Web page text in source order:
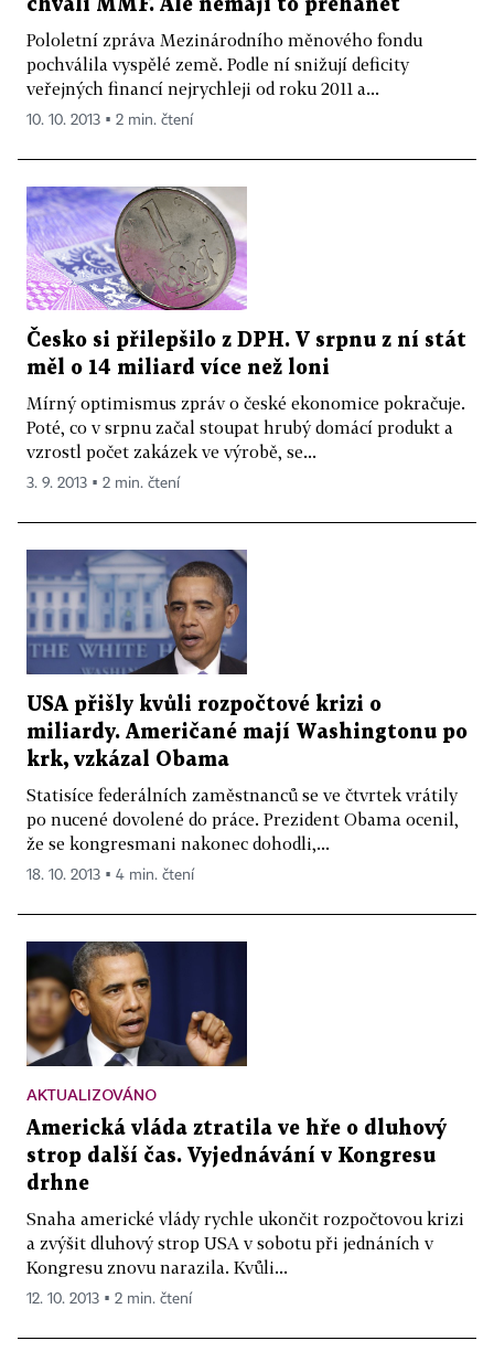
chválí MMF. Ale nemají to přehánět
Pololetní zpráva Mezinárodního měnového fondu
pochválila vyspělé země. Podle ní snižují deficity
veřejných financí nejrychleji od roku 2011 a...
10. 10. 2013 ▪ 2 min. čtení
Česko si přilepšilo z DPH. V srpnu z ní stát
měl o 14 miliard více než loni
Mírný optimismus zpráv o české ekonomice pokračuje.
Poté, co v srpnu začal stoupat hrubý domácí produkt a
vzrostl počet zakázek ve výrobě, se...
3. 9. 2013 ▪ 2 min. čtení
USA přišly kvůli rozpočtové krizi o
miliardy. Američané mají Washingtonu po
krk, vzkázal Obama
Statisíce federálních zaměstnanců se ve čtvrtek vrátily
po nucené dovolené do práce. Prezident Obama ocenil,
že se kongresmani nakonec dohodli,...
18. 10. 2013 ▪ 4 min. čtení
AKTUALIZOVÁNO
Americká vláda ztratila ve hře o dluhový
strop další čas. Vyjednávání v Kongresu
drhne
Snaha americké vlády rychle ukončit rozpočtovou krizi
a zvýšit dluhový strop USA v sobotu při jednáních v
Kongresu znovu narazila. Kvůli...
12. 10. 2013 ▪ 2 min. čtení